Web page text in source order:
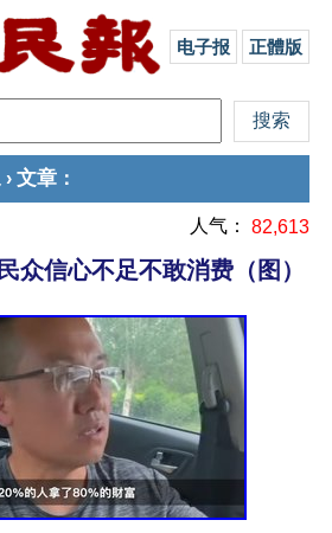
电子报 正體版
› 文章 ：
人气： 82,613
众信心不足不敢消费（图）